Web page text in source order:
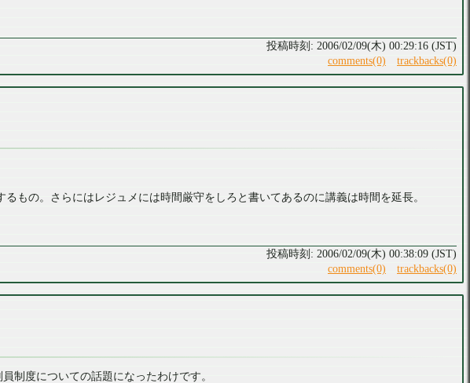
2006/02/09(木) 00:29:16 (JST)
comments(0)
trackbacks(0)
もの。さらにはレジュメには時間厳守をしろと書いてあるのに講義は時間を延長。
2006/02/09(木) 00:38:09 (JST)
comments(0)
trackbacks(0)
制度についての話題になったわけです。